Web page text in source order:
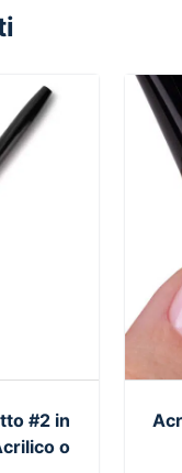
#2 in
o